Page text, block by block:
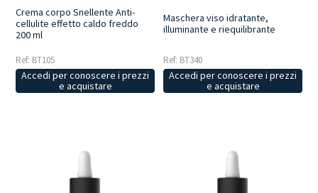
Crema corpo Snellente Anti-
cellulite effetto caldo freddo
200 ml
Ref: BT105
Accedi per conoscere i prezzi
e acquistare
Maschera viso idratante,
illuminante e riequilibrante
Ref: BT340
Accedi per conoscere i prezzi
e acquistare